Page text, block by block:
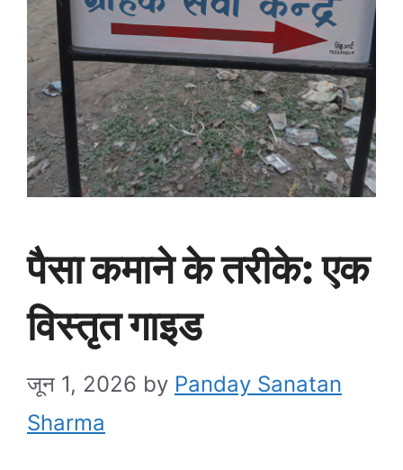
पैसा कमाने के तरीके: एक
विस्तृत गाइड
जून 1, 2026 by Panday Sanatan
Sharma